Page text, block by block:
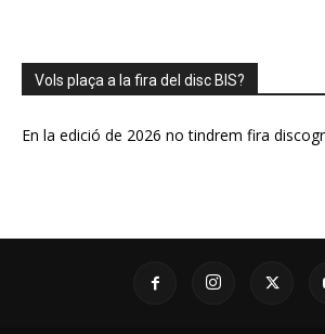
Vols plaça a la fira del disc BIS?
En la edició de 2026 no tindrem fira